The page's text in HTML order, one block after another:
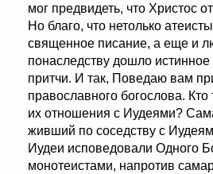
мог предвидеть, что Христос
Но благо, что нетолько
священное писание, а еще и
понаследству дошло
притчи. И так, Поведаю вам
православного богослова.
их отношения с Иудеями?
живший по соседству с
Иудеи исповедовали Одного
монотеистами, напротив